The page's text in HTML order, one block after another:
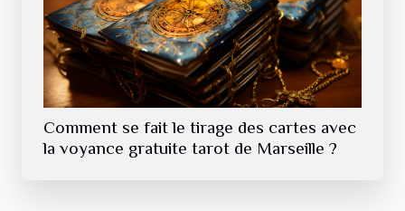
Comment se fait le tirage des cartes avec
la voyance gratuite tarot de Marseille ?